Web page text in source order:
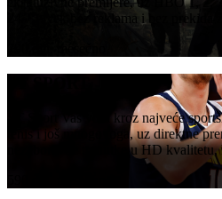
24/7, uvek bez reklama i bez prekida
ST Sport Vas vodi kroz najveće
tenis i još mnogo toga, uz direktne
nezaboravne trenutke u HD